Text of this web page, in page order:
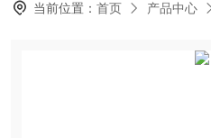
当前位置：首页 产品中心